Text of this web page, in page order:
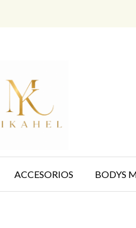
ACCESORIOS BODYS